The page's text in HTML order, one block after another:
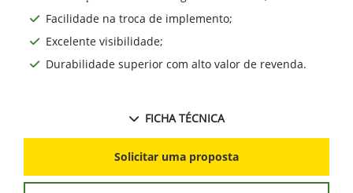
Facilidade na troca de implemento;
Excelente visibilidade;
Durabilidade superior com alto valor de revenda.
FICHA TÉCNICA
Solicitar uma proposta